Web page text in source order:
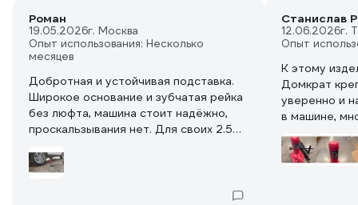
Роман
19.05.2026г. Москва
Опыт использования: Несколько
месяцев
Добротная и устойчивая подставка.
Широкое основание и зубчатая рейка
без люфта, машина стоит надёжно,
проскальзывания нет. Для своих 2.5
Станислав
12.06.2026г.
Опыт
К этому
Домкрат
уверенно и
в машине,